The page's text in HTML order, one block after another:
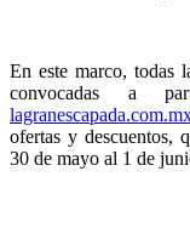
En este marco, todas
convocadas a
ofertas y descuentos,
30 de mayo al 1 de